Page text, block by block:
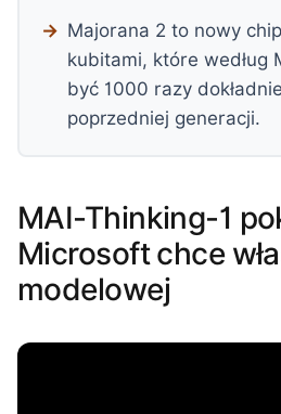
Majorana 2 to nowy
kubitami, które według
być 1000 razy
poprzedniej generacji.
MAI-Thinking-1
Microsoft chce
modelowej